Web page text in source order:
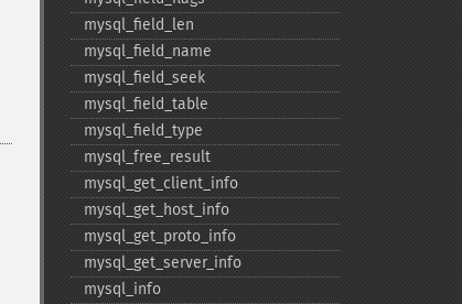
mysql_​field_​len
mysql_​field_​name
mysql_​field_​seek
mysql_​field_​table
mysql_​field_​type
mysql_​free_​result
mysql_​get_​client_​info
mysql_​get_​host_​info
mysql_​get_​proto_​info
mysql_​get_​server_​info
mysql_​info